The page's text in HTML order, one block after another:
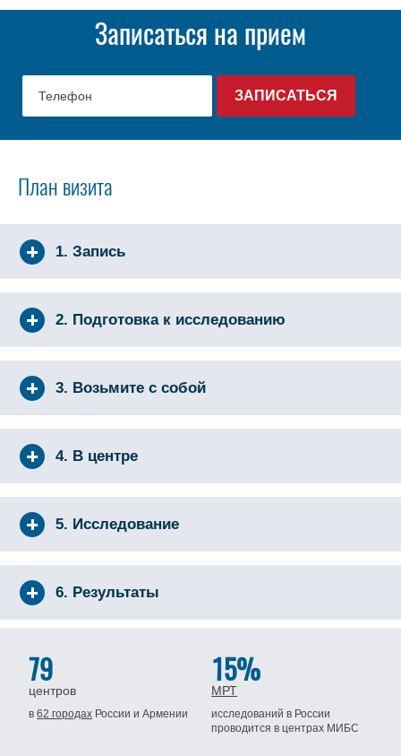
Записаться на прием
План визита
1. Запись
2. Подготовка к исследованию
3. Возьмите с собой
4. В центре
5. Исследование
6. Результаты
79
центров
в62 городах Россиии Армении
15%
МРТ
исследований в России
проводится в центрах МИБС